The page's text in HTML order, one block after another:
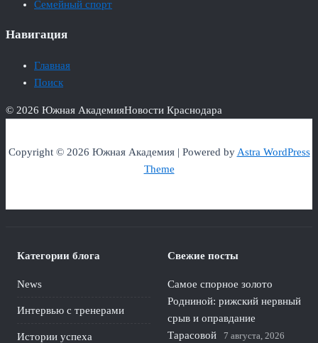
Семейный спорт
Навигация
Главная
Поиск
© 2026 Южная АкадемияНовости Краснодара
Copyright © 2026 Южная Академия | Powered byAstra WordPress
Theme
Категории блога
News
Интервью с тренерами
Истории успеха
Свежие посты
Самое спорное золото
Родниной: рижский нервный
срыв и оправдание
Тарасовой
7 августа, 2026